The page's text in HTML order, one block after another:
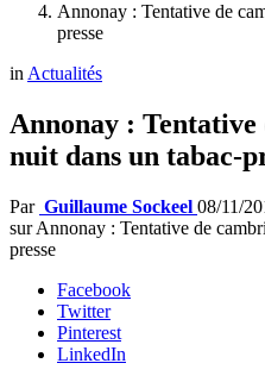
Annonay : Tentative de
presse
inActualités
Annonay : Tentative
nuit dans un tabac-
Par Guillaume Sockeel 08/11/
sur Annonay : Tentative de
presse
Facebook
Twitter
Pinterest
LinkedIn